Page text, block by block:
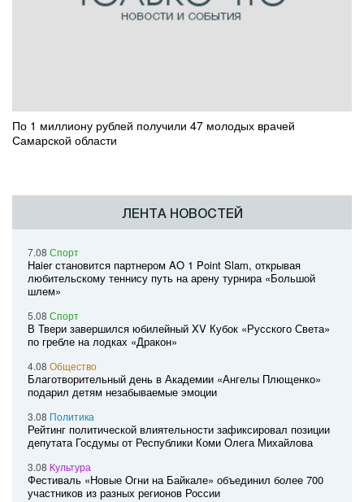
По 1 миллиону рублей получили 47 молодых врачей
Самарской области
ЛЕНТА НОВОСТЕЙ
7.08 Спорт
Haier становится партнером AO 1 Point Slam, открывая
любительскому теннису путь на арену турнира «Большой
шлем»
5.08 Спорт
В Твери завершился юбилейный XV Кубок «Русского Света»
по гребле на лодках «Дракон»
4.08 Общество
Благотворительный день в Академии «Ангелы Плющенко»
подарил детям незабываемые эмоции
3.08 Политика
Рейтинг политической влиятельности зафиксировал позиции
депутата Госдумы от Республики Коми Олега Михайлова
3.08 Культура
Фестиваль «Новые Огни на Байкале» объединил более 700
участников из разных регионов России